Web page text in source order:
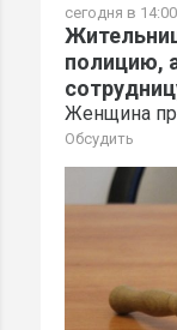
сегодня в 14:00
полицию,
Женщина
Обсудить